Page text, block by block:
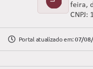
feira,
CNPJ:
Portal atualizado em:07/